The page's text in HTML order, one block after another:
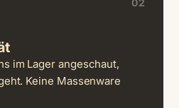
02
im Lager angeschaut,
Keine Massenware